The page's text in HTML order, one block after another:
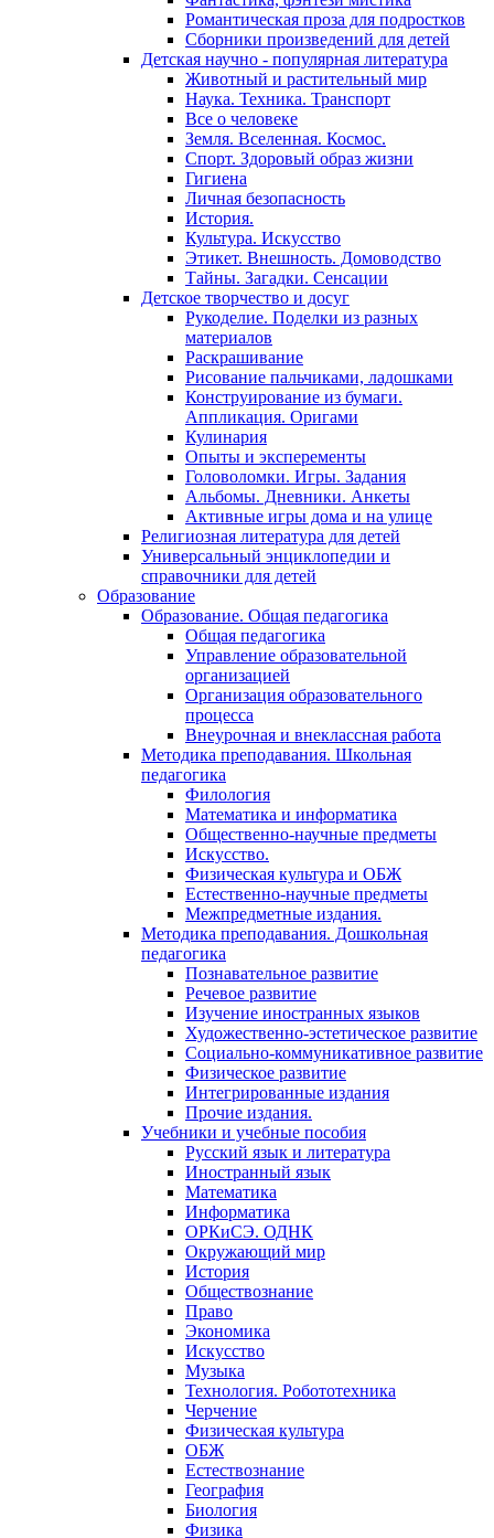
Романтическая проза для подростков
Сборники произведений для детей
Детская научно - популярная литература
Животный и растительный мир
Наука. Техника. Транспорт
Все о человеке
Земля. Вселенная. Космос.
Спорт. Здоровый образ жизни
Гигиена
Личная безопасность
История.
Культура. Искусство
Этикет. Внешность. Домоводство
Тайны. Загадки. Сенсации
Детское творчество и досуг
Рукоделие. Поделки из разных
материалов
Раскрашивание
Рисование пальчиками, ладошками
Конструирование из бумаги.
Аппликация. Оригами
Кулинария
Опыты и эксперементы
Головоломки. Игры. Задания
Альбомы. Дневники. Анкеты
Активные игры дома и на улице
Религиозная литература для детей
Универсальный энциклопедии и
справочники для детей
Образование
Образование. Общая педагогика
Общая педагогика
Управление образовательной
организацией
Организация образовательного
процесса
Внеурочная и внеклассная работа
Методика преподавания. Школьная
педагогика
Филология
Математика и информатика
Общественно-научные предметы
Искусство.
Физическая культура и ОБЖ
Естественно-научные предметы
Межпредметные издания.
Методика преподавания. Дошкольная
педагогика
Познавательное развитие
Речевое развитие
Изучение иностранных языков
Художественно-эстетическое развитие
Социально-коммуникативное развитие
Физическое развитие
Интегрированные издания
Прочие издания.
Учебники и учебные пособия
Русский язык и литература
Иностранный язык
Математика
Информатика
ОРКиСЭ. ОДНК
Окружающий мир
История
Обществознание
Право
Экономика
Искусство
Музыка
Технология. Робототехника
Черчение
Физическая культура
ОБЖ
Естествознание
География
Биология
Физика